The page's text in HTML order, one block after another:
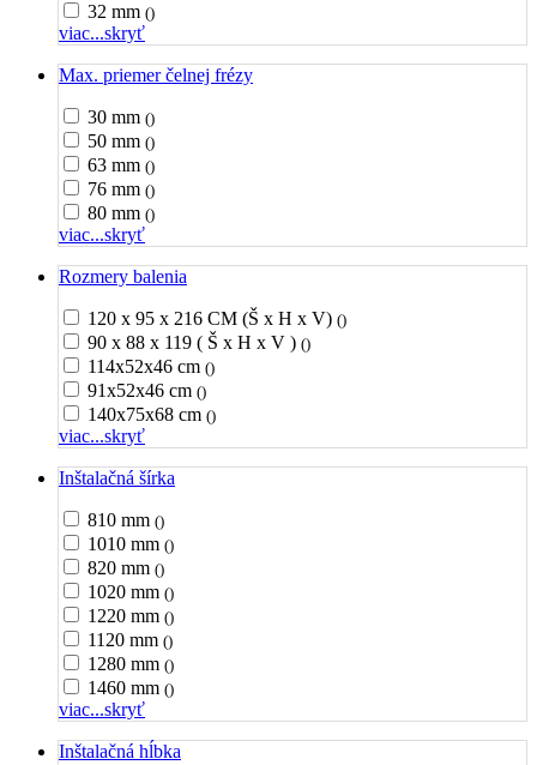
32 mm ()
viac...skryť
Max. priemer čelnej frézy
30 mm ()
50 mm ()
63 mm ()
76 mm ()
80 mm ()
viac...skryť
Rozmery balenia
120 x 95 x 216 CM (Š x H x V) ()
90 x 88 x 119 ( Š x H x V ) ()
114x52x46 cm ()
91x52x46 cm ()
140x75x68 cm ()
viac...skryť
Inštalačná šírka
810 mm ()
1010 mm ()
820 mm ()
1020 mm ()
1220 mm ()
1120 mm ()
1280 mm ()
1460 mm ()
viac...skryť
Inštalačná hĺbka